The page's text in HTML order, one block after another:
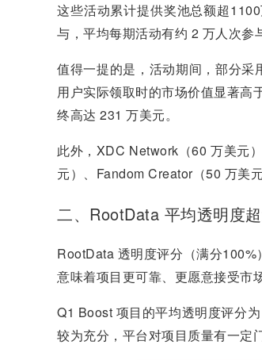
这些活动累计提供奖池总额超
与，平均每期活动有约 2 万人次参
值得一提的是，活动期间，部分
用户实际领取时的市场价值显著高
终高达 231 万美元。
此外，XDC Network（60 万美元
元）、Fandom Creator（50 万美
二、RootData 平均透明度
RootData 透明度评分（满分
意味着项目更可靠、更愿意接受市
Q1 Boost 项目的平均透明度评分
较为充分，平台对项目质量有一定